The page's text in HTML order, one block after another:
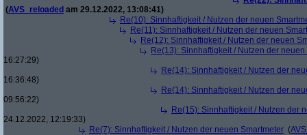
(AVS_reloaded am 29.12.2022, 13:08:41)
Re(10): Sinnhaftigkeit / Nutzen der neuen
Re(11): Sinnhaftigkeit / Nutzen der neuen
Re(12): Sinnhaftigkeit / Nutzen der neuen
Re(13): Sinnhaftigkeit / Nutzen der neuen
16:27:29)
Re(14): Sinnhaftigkeit / Nutzen der
16:36:48)
Re(14): Sinnhaftigkeit / Nutzen der
09:56:22)
Re(15): Sinnhaftigkeit / Nutzen der
24.12.2022, 12:19:33)
Re(7): Sinnhaftigkeit / Nutzen der neuen Smartmeter (